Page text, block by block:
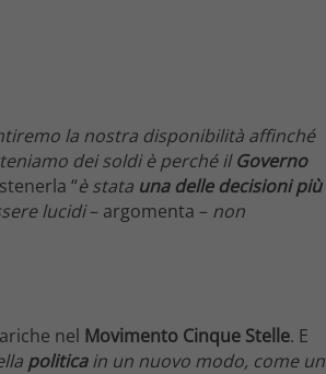
la nostra disponibilità affinché
dei soldi è perché ilGoverno
“è stata una delle decisioni più
lucidi– argomenta – non
nel Movimento Cinque Stelle. E
politicain un nuovo modo, come un